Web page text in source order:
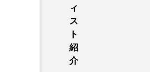
ィ
ス
ト
紹
介